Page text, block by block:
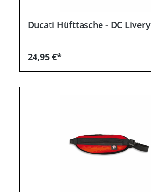
Ducati Hüfttasche - DC Livery
24,95 €*